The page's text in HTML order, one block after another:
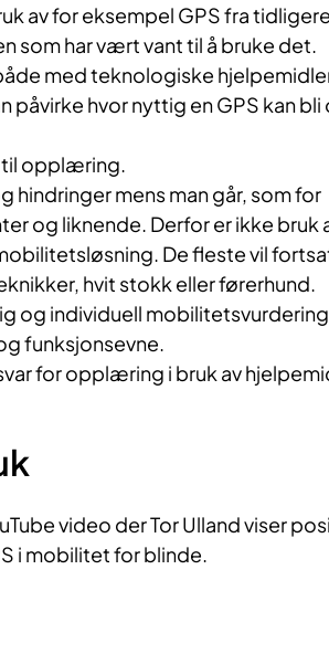
av for eksempel GPS fra
som har vært vant til å bruke det.
med teknologiske
påvirke hvor nyttig en GPS kan bli
til opplæring.
hindringer mens man går, som for
og liknende. Derfor er ikke bruk
De fleste vil
hvit stokk eller førerhund.
og individuell
funksjonsevne.
for opplæring i bruk av
video der Tor Ulland viser
i mobilitet for blinde.